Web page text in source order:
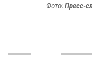
Фото:Пресс-